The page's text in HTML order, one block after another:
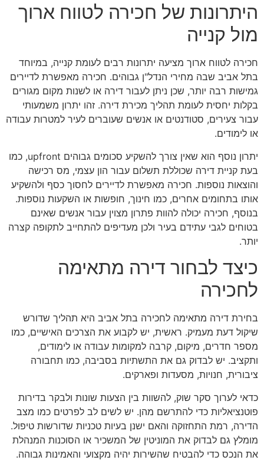
היתרונות של חכירה לטווח ארוך
מול קנייה
חכירה לטווח ארוך מציעה יתרונות רבים לעומת קנייה, במיוחד
בתל אביב שבה מחירי הנדל"ן גבוהים. חכירה מאפשרת לדיירים
גמישות רבה יותר, שכן ניתן לעבור דירה או לשנות מקום מגורים
בקלות יחסית לעומת תהליך מכירת דירה. זהו יתרון משמעותי
עבור צעירים, סטודנטים או אנשים שעוברים לעיר למטרות עבודה
או לימודים.
יתרון נוסף הוא שאין צורך להשקיע סכומים גבוהים upfront, כמו
בעת קניית דירה שכוללת תשלום עבור הון עצמי, מס רכישה
והוצאות נוספות. חכירה מאפשרת לדיירים לחסוך כסף ולהשקיע
אותו בתחומים אחרים, כמו חינוך, חופשות או השקעות נוספות.
בנוסף, חכירה יכולה להוות פתרון מצוין עבור אנשים שאינם
בטוחים לגבי עתידם בעיר ולכן מעדיפים להתחייב לתקופה קצרה
יותר.
כיצד לבחור דירה מתאימה
לחכירה
בחירת דירה מתאימה לחכירה בתל אביב היא תהליך שדורש
שיקול דעת מעמיק. ראשית, יש לקבוע את הצרכים האישיים, כמו
מספר חדרים, מיקום, קרבה למקומות עבודה או לימודים,
ותקציב. יש לבדוק גם את התשתיות בסביבה, כמו תחבורה
ציבורית, חנויות, מסעדות ופארקים.
כדאי לערוך סקר שוק, להשוות בין הצעות שונות ולבקר בדירות
פוטנציאליות כדי להתרשם מהן. יש לשים לב לפרטים כמו מצב
הדירה, רמת התחזוקה והאם ישנן בעיות טכניות שדורשות טיפול.
מומלץ גם לבדוק את המוניטין של המשכיר או הסוכנות המנהלת
את הנכס כדי להבטיח שהשירות יהיה מקצועי והאמינות גבוהה.